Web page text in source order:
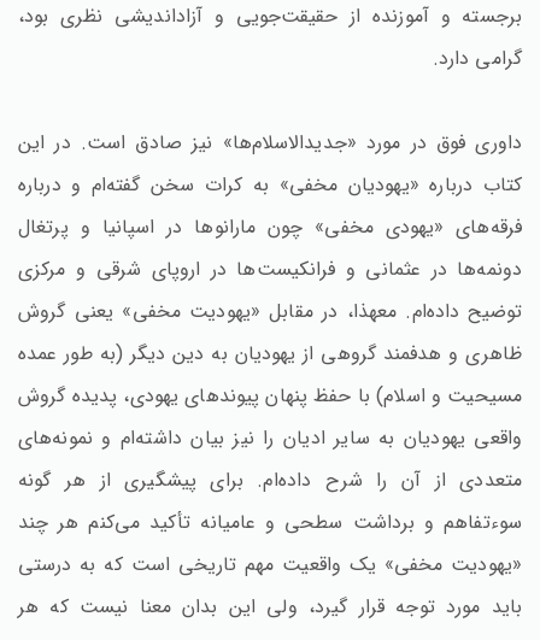
برجسته و آموزنده از حقیقت‌جویی و آزاداندیشی نظری بود،
گرامی دارد.
داوری فوق در مورد «جدیدالاسلام‌ها» نیز صادق است. در این
کتاب درباره «یهودیان مخفی» به کرات سخن گفته‌ام و درباره
فرقه‌های «یهودی مخفی» چون مارانوها در اسپانیا و پرتغال
دونمه‌ها در عثمانی و فرانکیست‌ها در اروپای شرقی و مرکزی
توضیح داده‌ام. معهذا، در مقابل «یهودیت مخفی» یعنی گروش
ظاهری و هدفمند گروهی از یهودیان به دین دیگر (به طور عمده
مسیحیت و اسلام) با حفظ پنهان پیوندهای یهودی، پدیده گروش
واقعی یهودیان به سایر ادیان را نیز بیان داشته‌ام و نمونه‌های
متعددی از آن را شرح داده‌ام. برای پیشگیری از هر گونه
سوءتفاهم و برداشت سطحی و عامیانه تأکید می‌کنم هر چند
«یهودیت مخفی» یک واقعیت مهم تاریخی است که به درستی
باید مورد توجه قرار گیرد، ولی این بدان معنا نیست که هر